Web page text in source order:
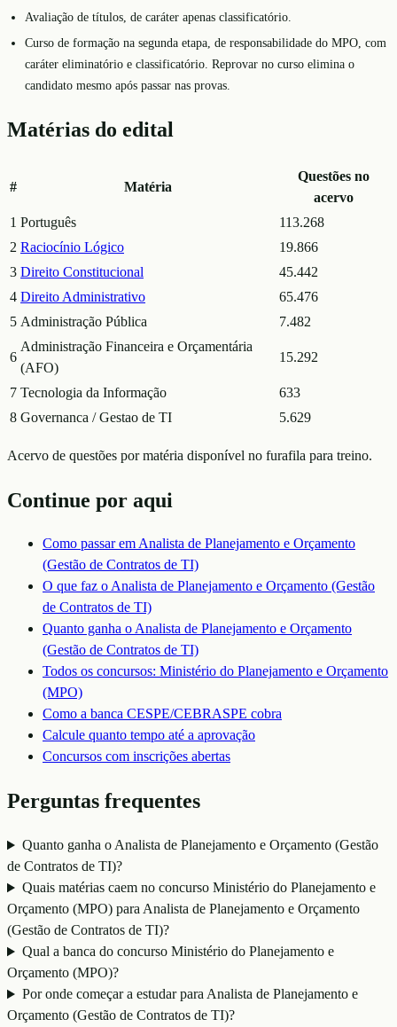
Avaliação de títulos, de caráter apenas classificatório.
Curso de formação na segunda etapa, de responsabilidade do MPO, com
caráter eliminatório e classificatório. Reprovar no curso elimina o
candidato mesmo após passar nas provas.
Matérias do edital
# Matéria
Questões no
acervo
1 Português
113.268
2 Raciocínio Lógico
19.866
3 Direito Constitucional
45.442
4 Direito Administrativo
65.476
5 Administração Pública 7.482
6
Administração Financeira e Orçamentária
(AFO)
15.292
7 Tecnologia da Informação
633
8 Governanca / Gestao de TI 5.629
Acervo de questões por matéria disponível no furafila para treino.
Continue por aqui
Como passar emAnalista de Planejamento e Orçamento
(Gestão de Contratos de TI)
O que faz oAnalista de Planejamento e Orçamento (Gestão
de Contratos de TI)
Quanto ganha oAnalista de Planejamento e Orçamento
(Gestão de Contratos de TI)
Todos os concursos: Ministério do Planejamento e Orçamento
(MPO)
Como a banca CESPE/CEBRASPE cobra
Calcule quanto tempo até a aprovação
Concursos com inscrições abertas
Perguntas frequentes
Quanto ganha o Analista de Planejamento e Orçamento (Gestão
de Contratos de TI)?
Quais matérias caem no concurso Ministério do Planejamento e
Orçamento (MPO) para Analista de Planejamento e Orçamento
(Gestão de Contratos de TI)?
Qual a banca do concurso Ministério do Planejamento e
Orçamento (MPO)?
Por onde começar a estudar para Analista de Planejamento e
Orçamento (Gestão de Contratos de TI)?